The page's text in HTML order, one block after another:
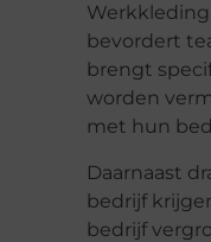
bevordert
brengt
worden
met hun
Daarnaast
bedrijf
bedrijf